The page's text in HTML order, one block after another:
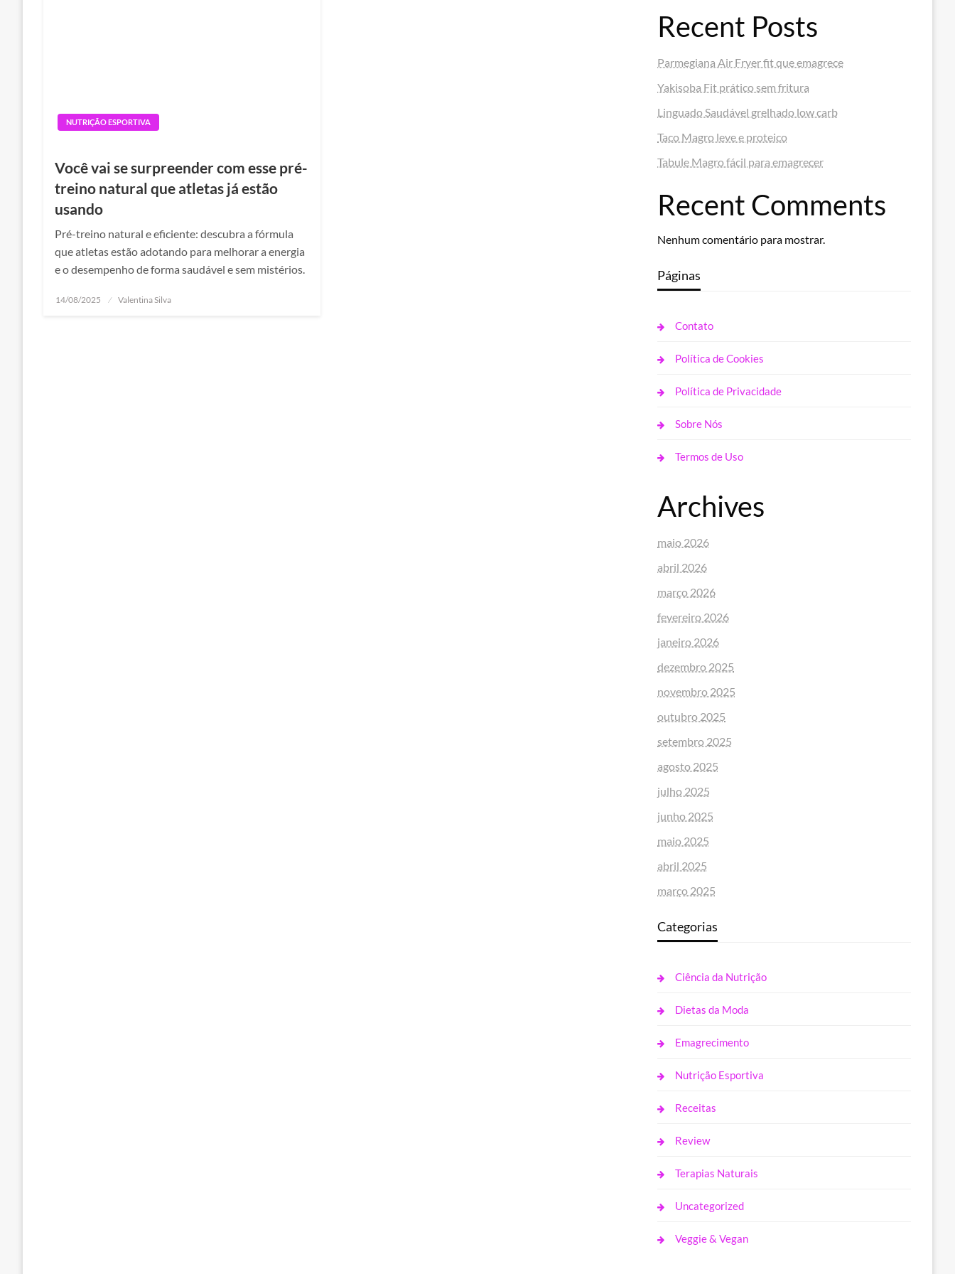
NUTRIÇÃO ESPORTIVA
Você vai se surpreender com esse pré-
treino natural que atletas já estão
usando
Pré-treino natural e eficiente: descubra a fórmula
que atletas estão adotando para melhorar a energia
e o desempenho de forma saudável e sem mistérios.
Posted
14/08/2025 Valentina Silva
Recent Posts
Parmegiana Air Fryer fit que emagrece
Yakisoba Fit prático sem fritura
Linguado Saudável grelhado low carb
Taco Magro leve e proteico
Tabule Magro fácil para emagrecer
Recent Comments
Nenhum comentário para mostrar.
Páginas
Contato
Política de Cookies
Política de Privacidade
Sobre Nós
Termos de Uso
Archives
maio 2026
abril 2026
março 2026
fevereiro 2026
janeiro 2026
dezembro 2025
novembro 2025
outubro 2025
setembro 2025
agosto 2025
julho 2025
junho 2025
maio 2025
abril 2025
março 2025
Categorias
Ciência da Nutrição
Dietas da Moda
Emagrecimento
Nutrição Esportiva
Receitas
Review
Terapias Naturais
Uncategorized
Veggie & Vegan